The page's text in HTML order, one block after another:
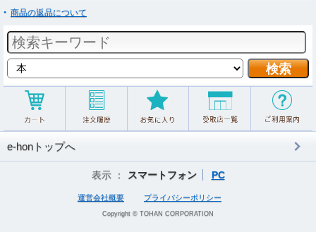
商品の返品について
e-honトップへ
表示 ： スマートフォン PC
運営会社概要 プライバシーポリシー
Copyright © TOHAN CORPORATION